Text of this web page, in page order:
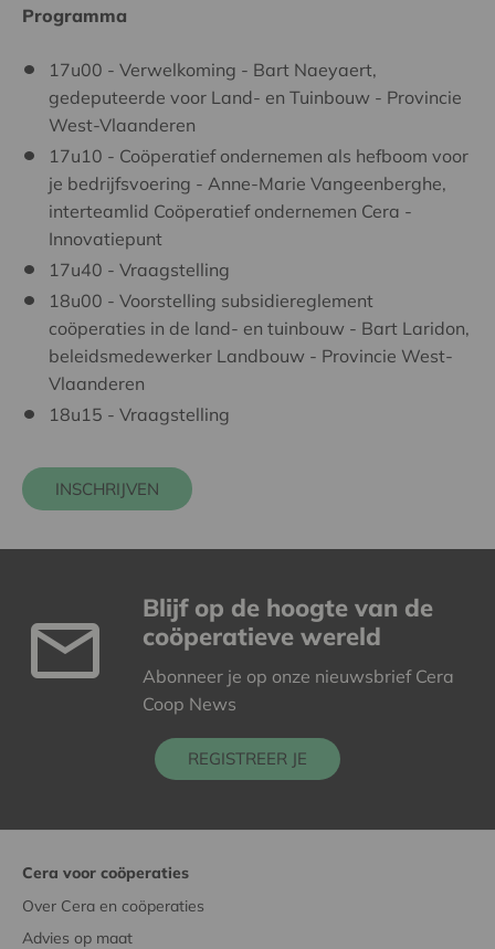
Programma
17u00 - Verwelkoming - Bart Naeyaert,
gedeputeerde voor Land- en Tuinbouw - Provincie
West-Vlaanderen
17u10 - Coöperatief ondernemen als hefboom voor
je bedrijfsvoering - Anne-Marie Vangeenberghe,
interteamlid Coöperatief ondernemen Cera -
Innovatiepunt
17u40 - Vraagstelling
18u00 - Voorstelling subsidiereglement
coöperaties in de land- en tuinbouw - Bart Laridon,
beleidsmedewerker Landbouw - Provincie West-
Vlaanderen
18u15 - Vraagstelling
INSCHRIJVEN
Blijf op de hoogte van de
coöperatieve wereld
Abonneer je op onze nieuwsbrief Cera
Coop News
REGISTREER JE
Cera voor coöperaties
Over Cera en coöperaties
Advies op maat